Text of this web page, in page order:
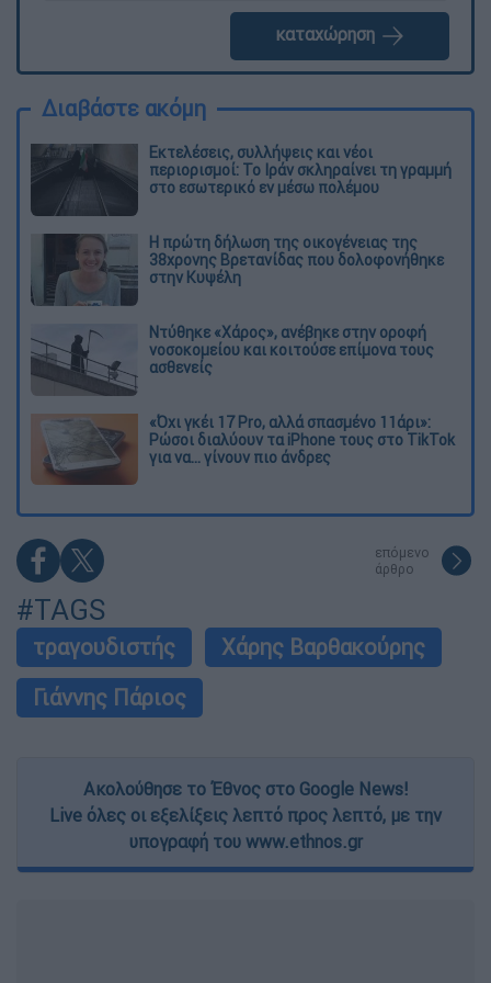
καταχώρηση
Διαβάστε ακόμη
Εκτελέσεις, συλλήψεις και νέοι
περιορισμοί: Το Ιράν σκληραίνει τη γραμμή
στο εσωτερικό εν μέσω πολέμου
Η πρώτη δήλωση της οικογένειας της
38χρονης Βρετανίδας που δολοφονήθηκε
στην Κυψέλη
Ντύθηκε «Χάρος», ανέβηκε στην οροφή
νοσοκομείου και κοιτούσε επίμονα τους
ασθενείς
«Όχι γκέι 17 Pro, αλλά σπασμένο 11άρι»:
Ρώσοι διαλύουν τα iPhone τους στο TikTok
για να... γίνουν πιο άνδρες
επόμενο
άρθρο
#TAGS
τραγουδιστής
Χάρης Βαρθακούρης
Γιάννης Πάριος
Ακολούθησε το Έθνος στο Google News!
Live όλες οι εξελίξεις λεπτό προς λεπτό, με την
υπογραφή του www.ethnos.gr